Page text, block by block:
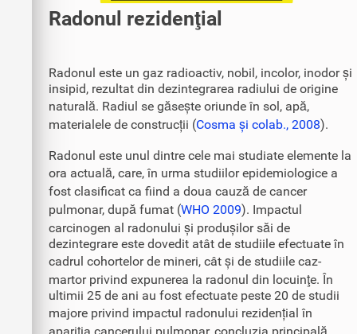
Radonul rezidenţial
Radonul este un gaz radioactiv, nobil, incolor, inodor și
insipid, rezultat din dezintegrarea radiului de origine
naturală. Radiul se găsește oriunde în sol, apă,
materialele de construcții (Cosma și colab., 2008).
Radonul este unul dintre cele mai studiate elemente la
ora actuală, care, în urma studiilor epidemiologice a
fost clasificat ca fiind a doua cauză de cancer
pulmonar, după fumat (WHO 2009). Impactul
carcinogen al radonului și produșilor săi de
dezintegrare este dovedit atât de studiile efectuate în
cadrul cohortelor de mineri, cât și de studiile caz-
martor privind expunerea la radonul din locuinţe. În
ultimii 25 de ani au fost efectuate peste 20 de studii
majore privind impactul radonului rezidențial în